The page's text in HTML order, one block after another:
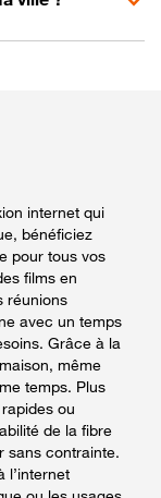
internet qui
bénéficiez
pour tous vos
films en
réunions
avec un temps
Grâce à la
même
temps. Plus
ou
de la fibre
sans contrainte.
l’internet